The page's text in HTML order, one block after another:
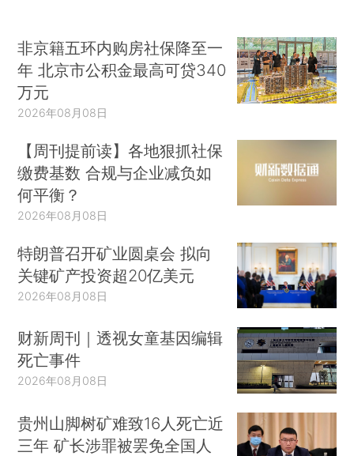
非京籍五环内购房社保降至一
年 北京市公积金最高可贷340
万元
2026年08月08日
【周刊提前读】各地狠抓社保
缴费基数 合规与企业减负如
何平衡？
2026年08月08日
特朗普召开矿业圆桌会 拟向
关键矿产投资超20亿美元
2026年08月08日
财新周刊｜透视女童基因编辑
死亡事件
2026年08月08日
贵州山脚树矿难致16人死亡近
三年 矿长涉罪被罢免全国人